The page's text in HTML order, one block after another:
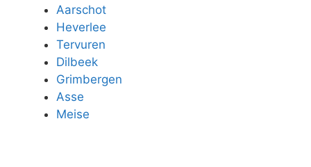
Aarschot
Heverlee
Tervuren
Dilbeek
Grimbergen
Asse
Meise